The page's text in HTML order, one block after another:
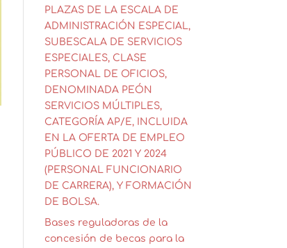
PLAZAS DE LA ESCALA DE
ADMINISTRACIÓN ESPECIAL,
SUBESCALA DE SERVICIOS
ESPECIALES, CLASE
PERSONAL DE OFICIOS,
DENOMINADA PEÓN
SERVICIOS MÚLTIPLES,
CATEGORÍA AP/E, INCLUIDA
EN LA OFERTA DE EMPLEO
PÚBLICO DE 2021 Y 2024
(PERSONAL FUNCIONARIO
DE CARRERA), Y FORMACIÓN
DE BOLSA.
Bases reguladoras de la
concesión de becas para la